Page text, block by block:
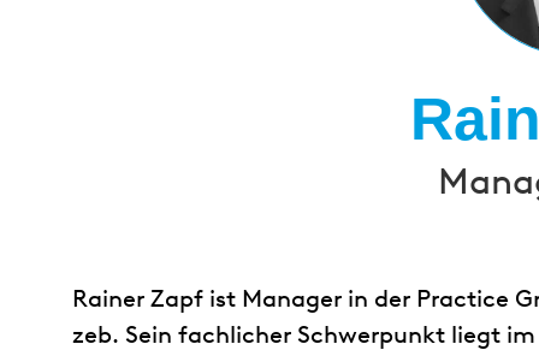
Rainer Zapf ist Manager in der Practice
zeb. Sein fachlicher Schwerpunkt liegt